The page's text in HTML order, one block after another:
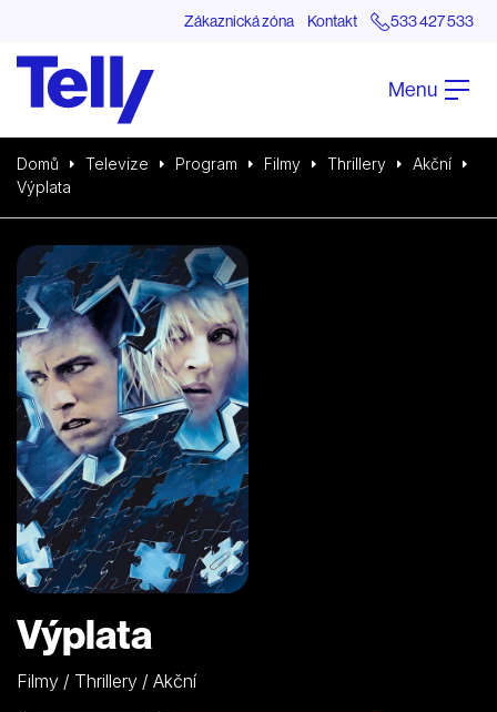
Zákaznická zóna Kontakt 533 427 533
Menu
Domů Televize Program Filmy Thrillery
Akční
Výplata
Výplata
Filmy / Thrillery / Akční